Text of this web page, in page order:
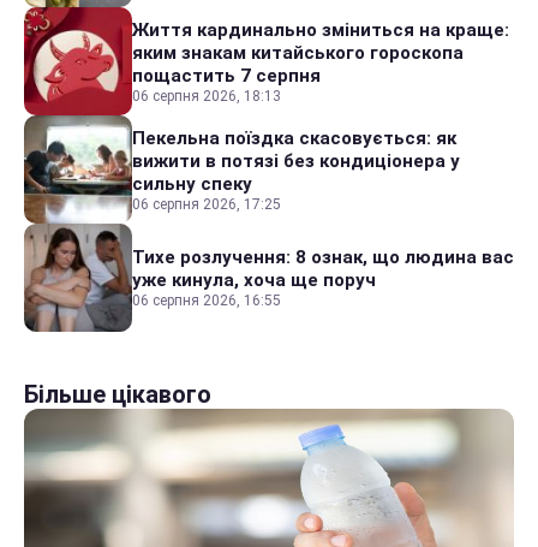
Життя кардинально зміниться на краще:
яким знакам китайського гороскопа
пощастить 7 серпня
06 серпня 2026, 18:13
Пекельна поїздка скасовується: як
вижити в потязі без кондиціонера у
сильну спеку
06 серпня 2026, 17:25
Тихе розлучення: 8 ознак, що людина вас
уже кинула, хоча ще поруч
06 серпня 2026, 16:55
Більше цікавого